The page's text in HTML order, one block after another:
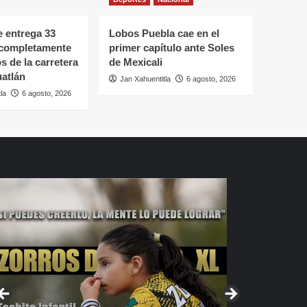
entrega 33
de la carretera
6 agosto, 2026
Lobos Puebla cae en el
primer capítulo ante Soles
de Mexicali
Jan Xahuentitla 6 agosto, 2026